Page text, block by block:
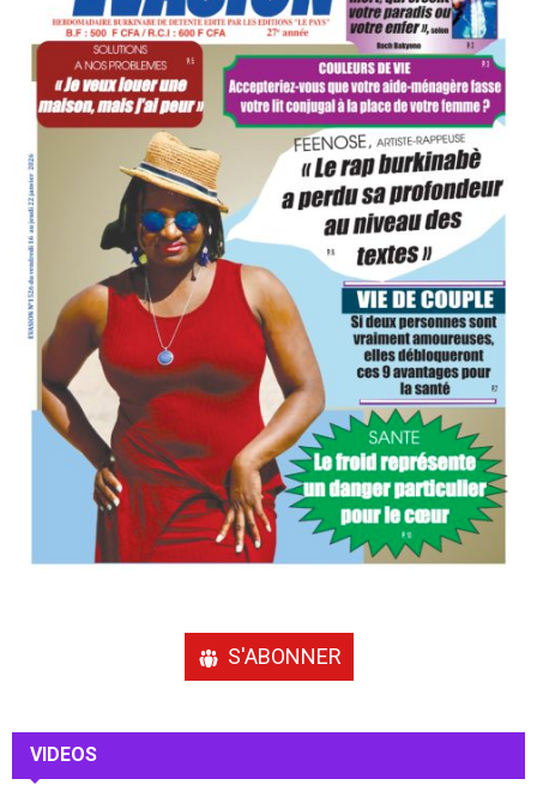
S'ABONNER
VIDEOS